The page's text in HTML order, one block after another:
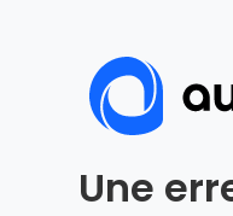
Une